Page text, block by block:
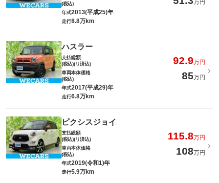
(税込)
万円
年式2013(平成25)年
走行8.8万km
ハスラー
支払総額
(税込)(リ済込)
92.9万円
車両本体価格
(税込)
85万円
年式2017(平成29)年
走行6.8万km
ピクシスジョイ
支払総額
(税込)(リ済込)
115.8万円
車両本体価格
(税込)
108万円
年式2019(令和1)年
走行5.9万km